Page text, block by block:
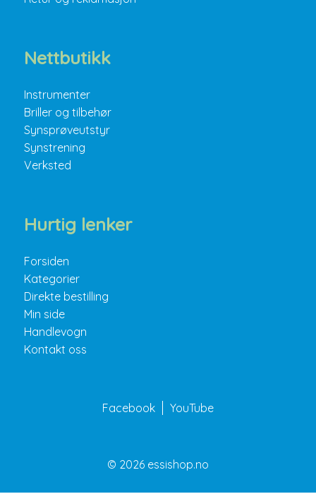
Nettbutikk
Instrumenter
Briller og tilbehør
Synsprøveutstyr
Synstrening
Verksted
Hurtig lenker
Forsiden
Kategorier
Direkte bestilling
Min side
Handlevogn
Kontakt oss
Facebook YouTube
© 2026 essishop.no